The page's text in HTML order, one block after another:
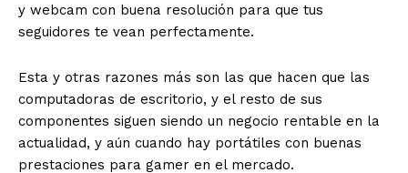
y webcam con buena resolución para que tus
seguidores te vean perfectamente.
Esta y otras razones más son las que hacen que las
computadoras de escritorio, y el resto de sus
componentes siguen siendo un negocio rentable en la
actualidad, y aún cuando hay portátiles con buenas
prestaciones para gamer en el mercado.